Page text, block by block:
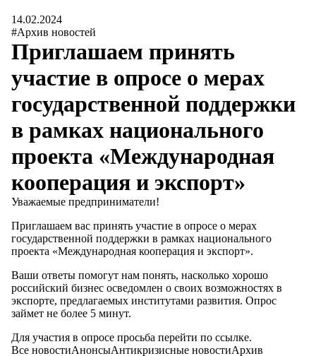
14.02.2024
#Архив новостей
Приглашаем принять
участие в опросе о мерах
государственной поддержки
в рамках национального
проекта «Международная
кооперация и экспорт»
Уважаемые предприниматели!
Приглашаем вас принять участие в опросе о мерах
государственной поддержки в рамках национального
проекта «Международная кооперация и экспорт».
Ваши ответы помогут нам понять, насколько хорошо
российский бизнес осведомлен о своих возможностях в
экспорте, предлагаемых институтами развития. Опрос
займет не более 5 минут.
Для участия в опросе просьба перейти по ссылке.
Все новостиАнонсыАнтикризисные новостиАрхив